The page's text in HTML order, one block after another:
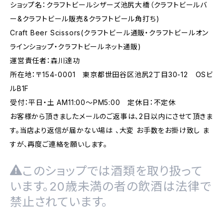
ショップ名：クラフトビールシザーズ池尻大橋（クラフトビールバ
ー&クラフトビール販売&クラフトビール角打ち)
Craft Beer Scissors(クラフトビール通販・クラフトビールオン
ラインショップ・クラフトビールネット通販)
運営責任者：森川達功
所在地：〒154-0001 東京都世田谷区池尻2丁目30-12 OSビ
ルB1F
受付：平日・土 AM11:00～PM5:00 定休日：不定休
お客様から頂きましたメールのご返事は、2日以内にさせて頂きま
す。当店より返信が届かない場は 、大変 お手数をお掛け致し ま
すが、再度ご連絡を願いします。
このショップでは酒類を取り扱って
います。20歳未満の者の飲酒は法律で
禁止されています。